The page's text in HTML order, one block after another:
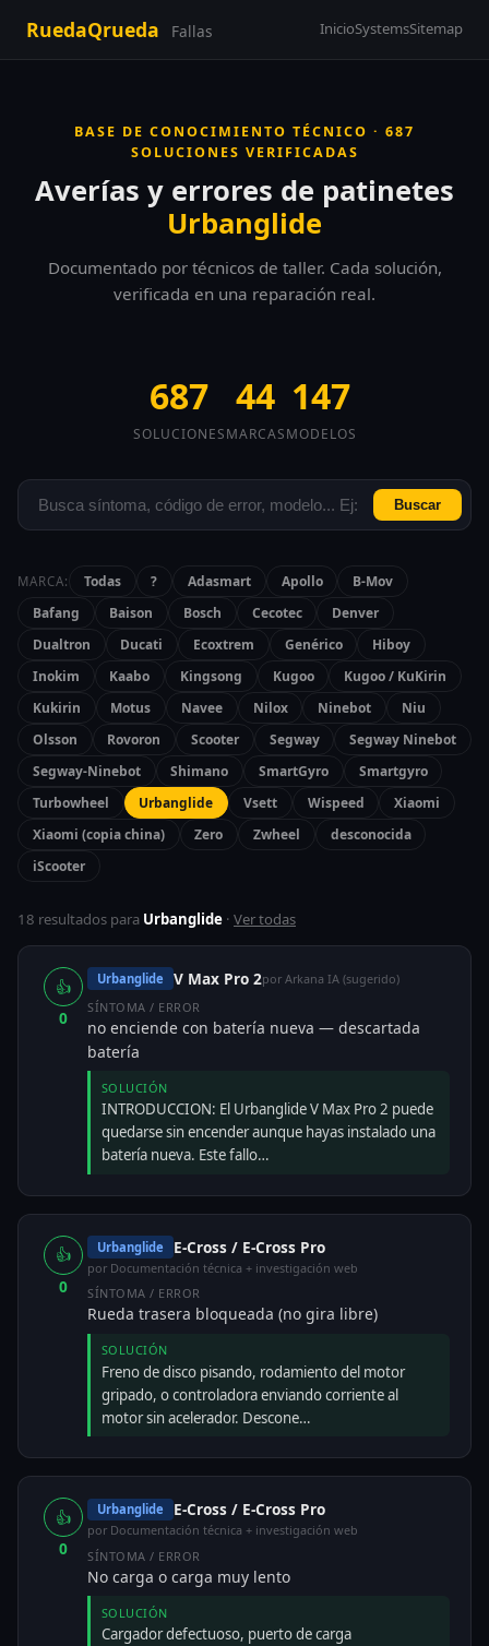
RuedaQrueda Fallas InicioSystemsSitemap
BASE DE CONOCIMIENTO TÉCNICO · 687
SOLUCIONES VERIFICADAS
Averías y errores de patinetes
Urbanglide
Documentado por técnicos de taller. Cada solución,
verificada en una reparación real.
687
SOLUCIONES
44
MARCAS
147
MODELOS
Buscar
MARCA: Todas ? Adasmart Apollo
B-Mov
Bafang
Baison Bosch Cecotec
Denver
Dualtron
Ducati Ecoxtrem Genérico
Hiboy
Inokim
Kaabo Kingsong Kugoo
Kugoo / KuKirin
Kukirin
Motus Navee Nilox Ninebot
Niu
Olsson
Rovoron Scooter Segway
Segway Ninebot
Segway-Ninebot
Shimano SmartGyro
Smartgyro
Turbowheel
Urbanglide Vsett Wispeed
Xiaomi
Xiaomi (copia china)
Zero Zwheel
desconocida
iScooter
18 resultados para Urbanglide · Ver todas
👍
0
Urbanglide V Max Pro 2por Arkana IA (sugerido)
SÍNTOMA / ERROR
no enciende con batería nueva — descartada
batería
SOLUCIÓN
INTRODUCCION: El Urbanglide V Max Pro 2 puede
quedarse sin encender aunque hayas instalado una
batería nueva. Este fallo…
👍
0
Urbanglide E-Cross / E-Cross Pro
por Documentación técnica + investigación web
SÍNTOMA / ERROR
Rueda trasera bloqueada (no gira libre)
SOLUCIÓN
Freno de disco pisando, rodamiento del motor
gripado, o controladora enviando corriente al
motor sin acelerador. Descone…
👍
0
Urbanglide E-Cross / E-Cross Pro
por Documentación técnica + investigación web
SÍNTOMA / ERROR
No carga o carga muy lento
SOLUCIÓN
Cargador defectuoso, puerto de carga